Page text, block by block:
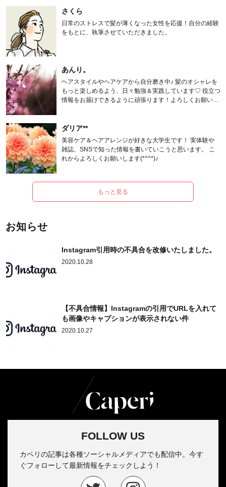
さくら
日常のストレスで髪が薄くなった女性を応援！自分の経験
をもとに、執筆させていただきました。
あんり。
ヘアスタイルやヘアケアから自分磨き中♪ 髪のオシャレを
もっと楽しめるよう、日々勉強＆実践しています♡ 役立つ
情報をお届けできるように頑張ります！よろしくお願いし
ダリア**
美容ケア＆ヘアアレンジが好きな大学生です！ 実体験や
雑誌、SNSで知った情報を書いていこうと思います。 こ
れからよろしくお願いします(*^^*)♪
もっと見る
お知らせ
Instagram引用時の不具合を改修いたしました。
2020.10.28
【不具合情報】Instagramの引用でURLを入れて
も画像やキャプションが表示されない件
2020.10.27
FOLLOW US
カペリの記事は各種ソーシャルメディアでも配信中。今す
ぐフォローして最新情報をチェックしよう！